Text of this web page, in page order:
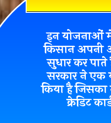
इन
किसान अपनी
सुधार कर पाते
सरकार ने एक
किया है
क्रेडिट